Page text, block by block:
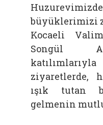
büyüklerimizi
Kocaeli
Songül
ziyaretlerde,
ışık tutan
gelmenin